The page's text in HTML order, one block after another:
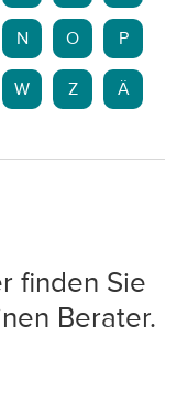
N O P
W Z Ä
finden Sie
Berater.